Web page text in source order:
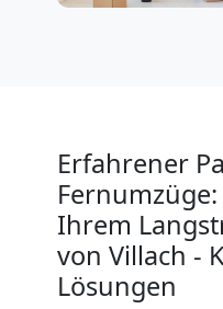
Erfahrener
Ihrem
von Villach -
Lösungen